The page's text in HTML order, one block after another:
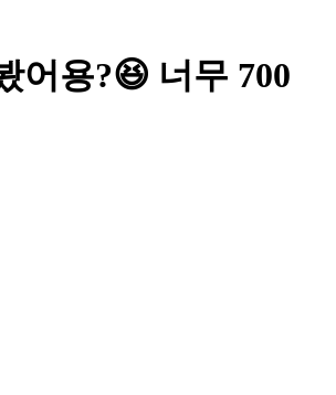
어용?😆 너무 700